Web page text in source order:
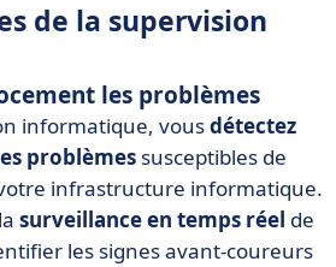
de la supervision
les problèmes
informatique, vousdétectez
problèmes susceptibles de
infrastructure informatique.
surveillance en temps réel de
les signes avant-coureurs